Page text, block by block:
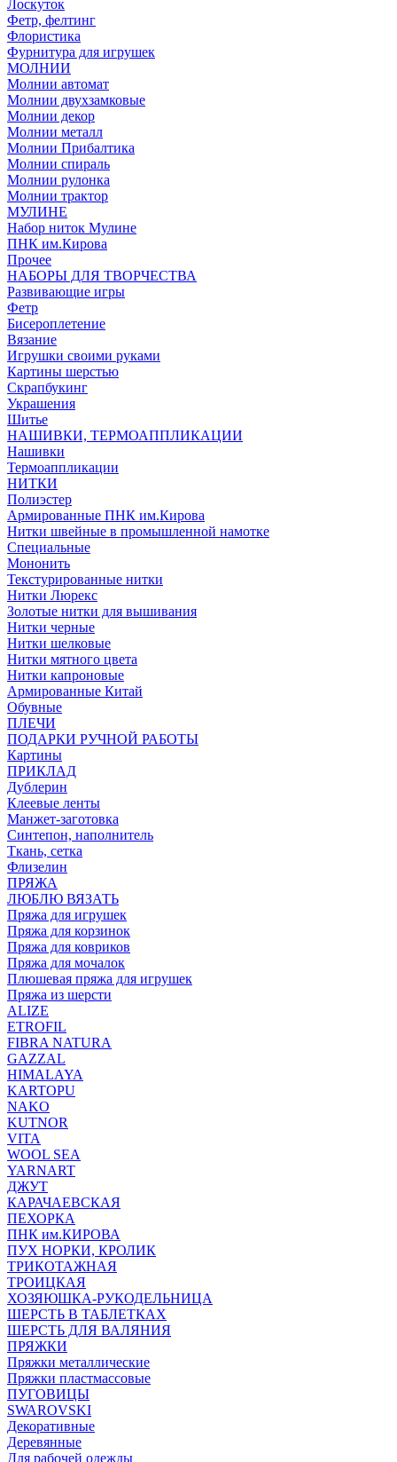
Лоскуток
Фетр, фелтинг
Флористика
Фурнитура для игрушек
МОЛНИИ
Молнии автомат
Молнии двухзамковые
Молнии декор
Молнии металл
Молнии Прибалтика
Молнии спираль
Молнии рулонка
Молнии трактор
МУЛИНЕ
Набор ниток Мулине
ПНК им.Кирова
Прочее
НАБОРЫ ДЛЯ ТВОРЧЕСТВА
Развивающие игры
Фетр
Бисероплетение
Вязание
Игрушки своими руками
Картины шерстью
Скрапбукинг
Украшения
Шитье
НАШИВКИ, ТЕРМОАППЛИКАЦИИ
Нашивки
Термоаппликации
НИТКИ
Полиэстер
Армированные ПНК им.Кирова
Нитки швейные в промышленной намотке
Специальные
Мононить
Текстурированные нитки
Нитки Люрекс
Золотые нитки для вышивания
Нитки черные
Нитки шелковые
Нитки мятного цвета
Нитки капроновые
Армированные Китай
Обувные
ПЛЕЧИ
ПОДАРКИ РУЧНОЙ РАБОТЫ
Картины
ПРИКЛАД
Дублерин
Клеевые ленты
Манжет-заготовка
Синтепон, наполнитель
Ткань, сетка
Флизелин
ПРЯЖА
ЛЮБЛЮ ВЯЗАТЬ
Пряжа для игрушек
Пряжа для корзинок
Пряжа для ковриков
Пряжа для мочалок
Плюшевая пряжа для игрушек
Пряжа из шерсти
ALIZE
ETROFIL
FIBRA NATURA
GAZZAL
HIMALAYA
KARTOPU
NAKO
KUTNOR
VITA
WOOL SEA
YARNART
ДЖУТ
КАРАЧАЕВСКАЯ
ПЕХОРКА
ПНК им.КИРОВА
ПУХ НОРКИ, КРОЛИК
ТРИКОТАЖНАЯ
ТРОИЦКАЯ
ХОЗЯЮШКА-РУКОДЕЛЬНИЦА
ШЕРСТЬ В ТАБЛЕТКАХ
ШЕРСТЬ ДЛЯ ВАЛЯНИЯ
ПРЯЖКИ
Пряжки металлические
Пряжки пластмассовые
ПУГОВИЦЫ
SWAROVSKI
Декоративные
Деревянные
Для рабочей одежды